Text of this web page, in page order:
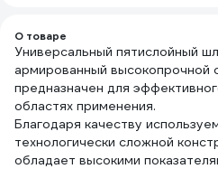
О товаре
Универсальный пятислойный
армированный высокопрочной
предназначен для
областях применения.
Благодаря качеству
технологически сложной
обладает высокими